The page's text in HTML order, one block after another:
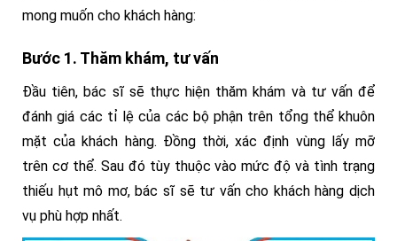
mong muốn cho khách hàng:
Bước 1. Thăm khám, tư vấn
Đầu tiên, bác sĩ sẽ thực hiện thăm khám và tư vấn để
đánh giá các tỉ lệ của các bộ phận trên tổng thể khuôn
mặt của khách hàng. Đồng thời, xác định vùng lấy mỡ
trên cơ thể. Sau đó tùy thuộc vào mức độ và tình trạng
thiếu hụt mô mơ, bác sĩ sẽ tư vấn cho khách hàng dịch
vụ phù hợp nhất.